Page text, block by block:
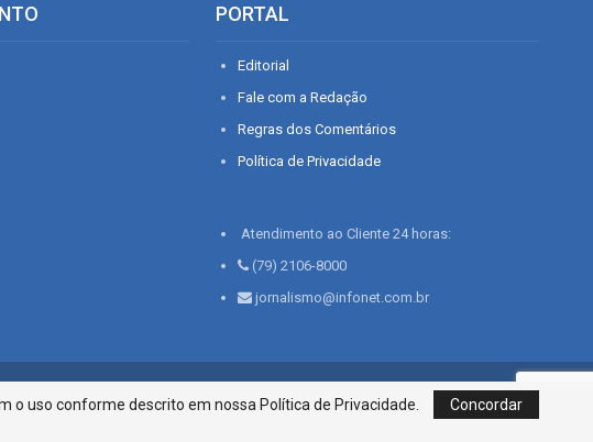
PORTAL
Editorial
Fale com a Redação
Regras dos Comentários
Política de Privacidade
Atendimento ao Cliente 24 horas:
(79) 2106-8000
jornalismo@infonet.com.br
Silveira 276, Bairro São José | Aracaju-SE, CEP 49015-030, Fone: 79.2106.8000 - CI
Centro de Informações LTDA
o uso conforme descrito em nossa Política de Privacidade.
Concordar